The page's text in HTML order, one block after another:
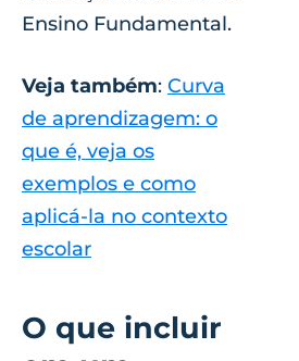
Ensino Fundamental.
Veja também: Curva
de aprendizagem: o
que é, veja os
exemplos e como
aplicá-la no contexto
escolar
O que incluir